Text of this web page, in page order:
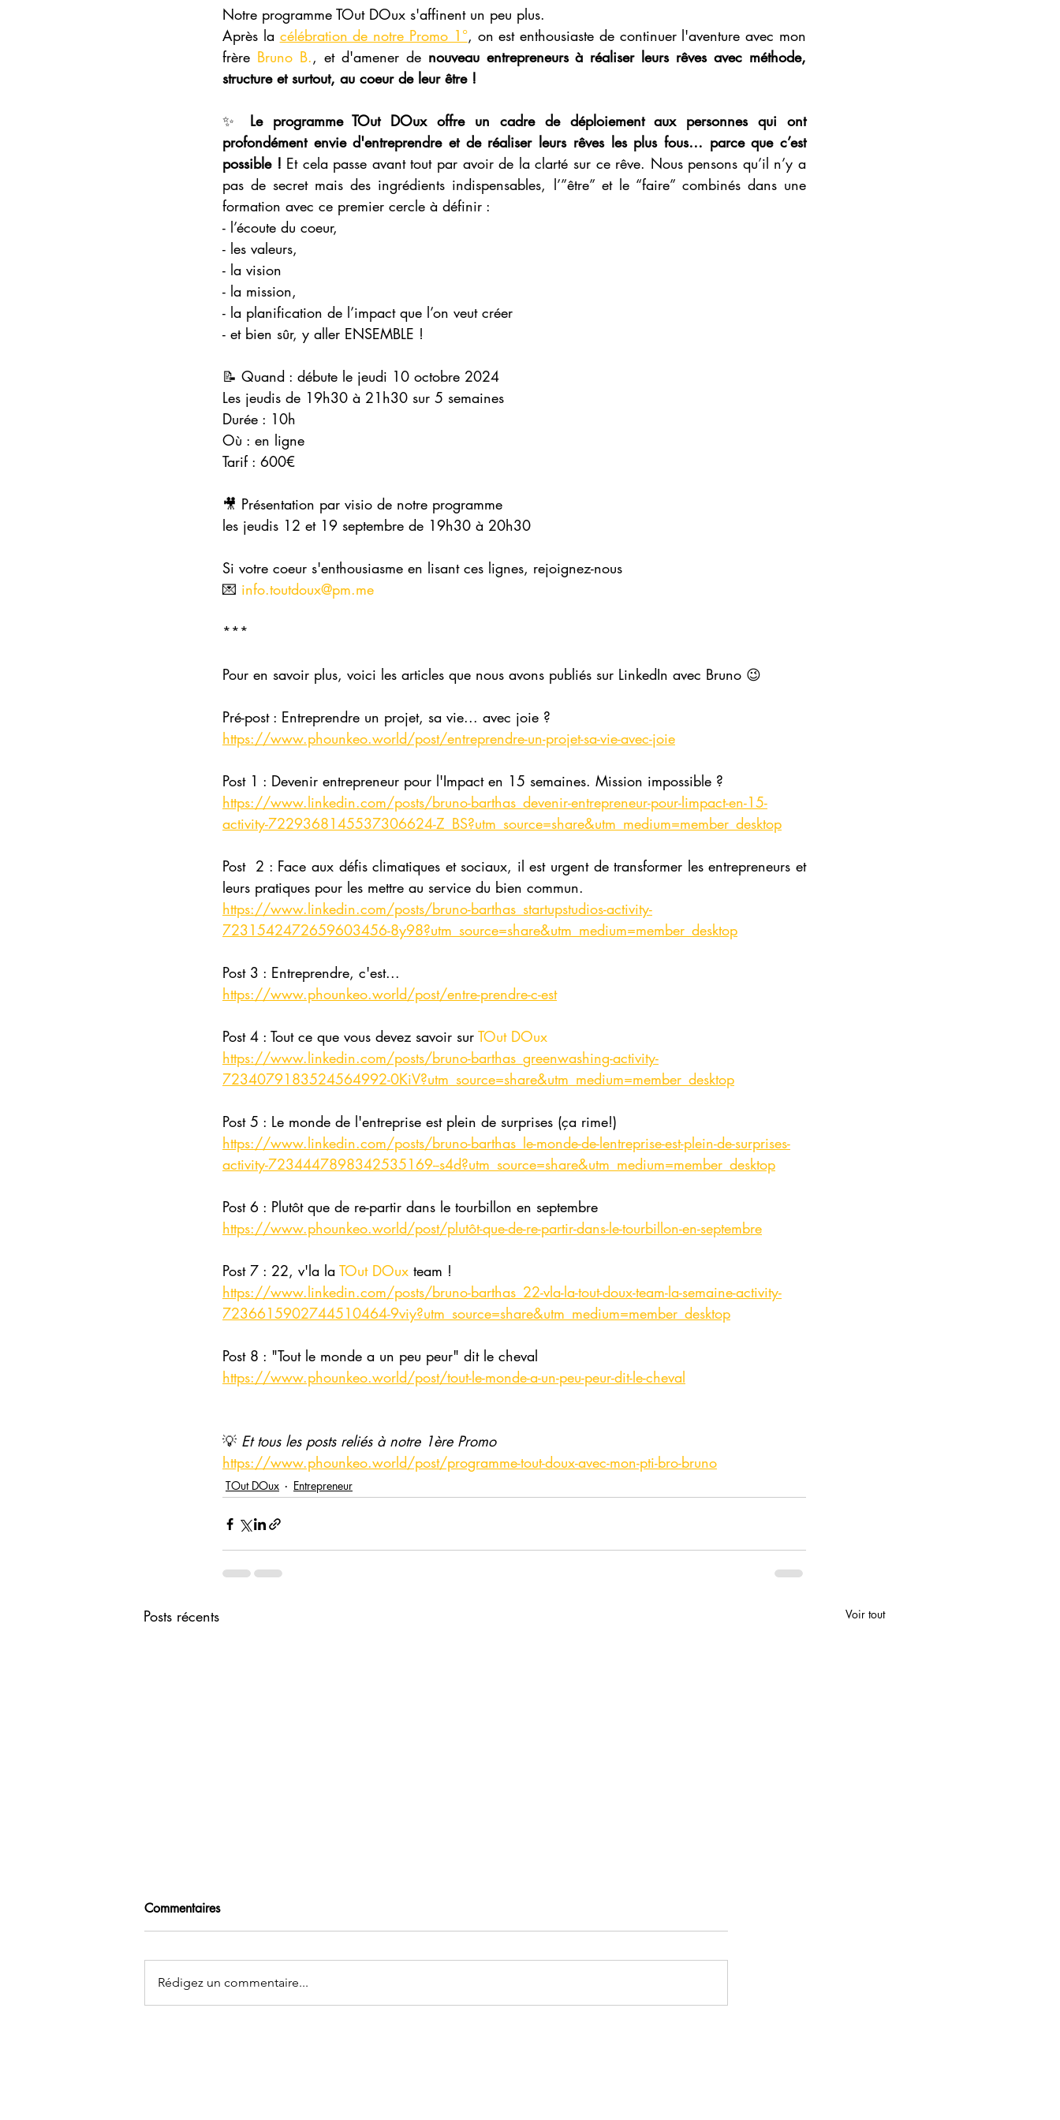
Notre programme TOut DOux s'affinent un peu plus.
Après la célébration de notre Promo 1°, on est enthousiaste de continuer l'aventure avec mon
frère Bruno B., et d'amener de nouveau entrepreneurs à réaliser leurs rêves avec méthode,
structure et surtout, au coeur de leur être !
✨ Le programme TOut DOux offre un cadre de déploiement aux personnes qui ont
profondément envie d'entreprendre et de réaliser leurs rêves les plus fous… parce que c’est
possible ! Et cela passe avant tout par avoir de la clarté sur ce rêve. Nous pensons qu’il n’y a
pas de secret mais des ingrédients indispensables, l’”être” et le “faire” combinés dans une
formation avec ce premier cercle à définir :
- l’écoute du coeur,
- les valeurs,
- la vision
- la mission,
- la planification de l’impact que l’on veut créer
- et bien sûr, y aller ENSEMBLE !
📝 Quand : débute le jeudi 10 octobre 2024
Les jeudis de 19h30 à 21h30 sur 5 semaines
Durée : 10h
Où : en ligne
Tarif : 600€
🎥 Présentation par visio de notre programme
les jeudis 12 et 19 septembre de 19h30 à 20h30
Si votre coeur s'enthousiasme en lisant ces lignes, rejoignez-nous
💌 info.toutdoux@pm.me
***
Pour en savoir plus, voici les articles que nous avons publiés sur LinkedIn avec Bruno 😉
Pré-post : Entreprendre un projet, sa vie... avec joie ?
https://www.phounkeo.world/post/entreprendre-un-projet-sa-vie-avec-joie
Post 1 : Devenir entrepreneur pour l'Impact en 15 semaines. Mission impossible ?
https://www.linkedin.com/posts/bruno-barthas_devenir-entrepreneur-pour-limpact-en-15-
activity-7229368145537306624-Z_BS?utm_source=share&utm_medium=member_desktop
Post  2 : Face aux défis climatiques et sociaux, il est urgent de transformer les entrepreneurs et
leurs pratiques pour les mettre au service du bien commun.
https://www.linkedin.com/posts/bruno-barthas_startupstudios-activity-
7231542472659603456-8y98?utm_source=share&utm_medium=member_desktop
Post 3 : Entreprendre, c'est...
https://www.phounkeo.world/post/entre-prendre-c-est
Post 4 : Tout ce que vous devez savoir sur TOut DOux
https://www.linkedin.com/posts/bruno-barthas_greenwashing-activity-
7234079183524564992-0KiV?utm_source=share&utm_medium=member_desktop
Post 5 : Le monde de l'entreprise est plein de surprises (ça rime!)
https://www.linkedin.com/posts/bruno-barthas_le-monde-de-lentreprise-est-plein-de-surprises-
activity-7234447898342535169--s4d?utm_source=share&utm_medium=member_desktop
Post 6 : Plutôt que de re-partir dans le tourbillon en septembre
https://www.phounkeo.world/post/plutôt-que-de-re-partir-dans-le-tourbillon-en-septembre
Post 7 : 22, v'la la TOut DOux team !
https://www.linkedin.com/posts/bruno-barthas_22-vla-la-tout-doux-team-la-semaine-activity-
7236615902744510464-9viy?utm_source=share&utm_medium=member_desktop
Post 8 : "Tout le monde a un peu peur" dit le cheval
https://www.phounkeo.world/post/tout-le-monde-a-un-peu-peur-dit-le-cheval
💡 Et tous les posts reliés à notre 1ère Promo
https://www.phounkeo.world/post/programme-tout-doux-avec-mon-pti-bro-bruno
TOut DOux Entrepreneur
Posts récents Voir tout
Commentaires
Rédigez un commentaire...